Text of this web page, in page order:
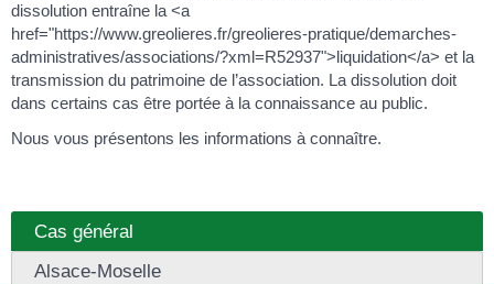
dissolution entraîne la <a
href="https://www.greolieres.fr/greolieres-pratique/demarches-
administratives/associations/?xml=R52937">liquidation</a> et la
transmission du patrimoine de l’association. La dissolution doit
dans certains cas être portée à la connaissance au public.
Nous vous présentons les informations à connaître.
Cas général
Alsace-Moselle